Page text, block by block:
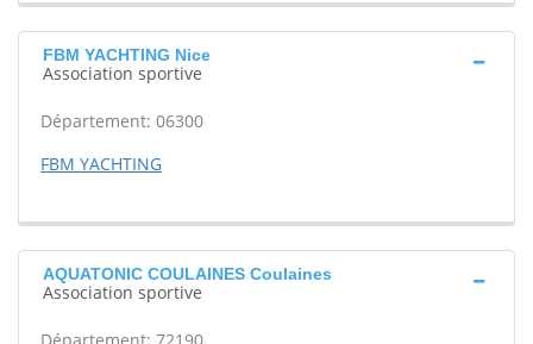
FBM YACHTING Nice
Association sportive
Département: 06300
FBM YACHTING
AQUATONIC COULAINES Coulaines
Association sportive